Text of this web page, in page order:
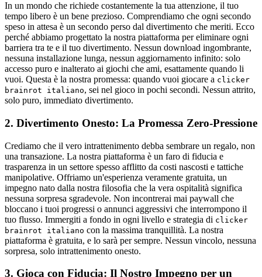
In un mondo che richiede costantemente la tua attenzione, il tuo
tempo libero è un bene prezioso. Comprendiamo che ogni secondo
speso in attesa è un secondo perso dal divertimento che meriti. Ecco
perché abbiamo progettato la nostra piattaforma per eliminare ogni
barriera tra te e il tuo divertimento. Nessun download ingombrante,
nessuna installazione lunga, nessun aggiornamento infinito: solo
accesso puro e inalterato ai giochi che ami, esattamente quando li
vuoi. Questa è la nostra promessa: quando vuoi giocare a clicker
brainrot italiano, sei nel gioco in pochi secondi. Nessun attrito,
solo puro, immediato divertimento.
2. Divertimento Onesto: La Promessa Zero-Pressione
Crediamo che il vero intrattenimento debba sembrare un regalo, non
una transazione. La nostra piattaforma è un faro di fiducia e
trasparenza in un settore spesso afflitto da costi nascosti e tattiche
manipolative. Offriamo un'esperienza veramente gratuita, un
impegno nato dalla nostra filosofia che la vera ospitalità significa
nessuna sorpresa sgradevole. Non incontrerai mai paywall che
bloccano i tuoi progressi o annunci aggressivi che interrompono il
tuo flusso. Immergiti a fondo in ogni livello e strategia di clicker
brainrot italiano con la massima tranquillità. La nostra
piattaforma è gratuita, e lo sarà per sempre. Nessun vincolo, nessuna
sorpresa, solo intrattenimento onesto.
3. Gioca con Fiducia: Il Nostro Impegno per un